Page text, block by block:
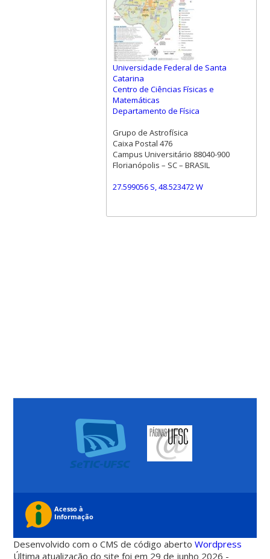
Universidade Federal de Santa
Catarina
Centro de Ciências Físicas e
Matemáticas
Departamento de Física
Grupo de Astrofísica
Caixa Postal 476
Campus Universitário 88040-900
Florianópolis – SC – BRASIL
27.599056 S, 48.523472 W
Desenvolvido com o CMS de código abertoWordpress
Última atualização do site foi em 29 de junho 2026 -